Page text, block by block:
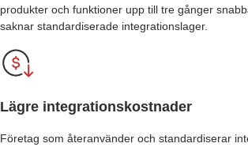
produkter och funktioner upp till tre gånger
saknar standardiserade integrationslager.
Lägre integrationskostnader
Företag som återanvänder och standardiserar